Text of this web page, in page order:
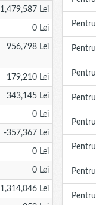
1,479,587 Lei
0 Lei
956,798 Lei
179,210 Lei
343,145 Lei
0 Lei
-357,367 Lei
0 Lei
0 Lei
1,314,046 Lei